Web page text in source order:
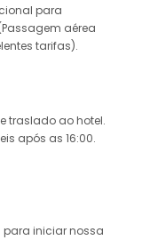
para
aérea
tarifas).
traslado ao hotel.
após as 16:00.
iniciar nossa